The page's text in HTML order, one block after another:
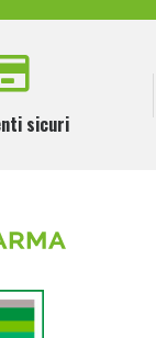
sicuri